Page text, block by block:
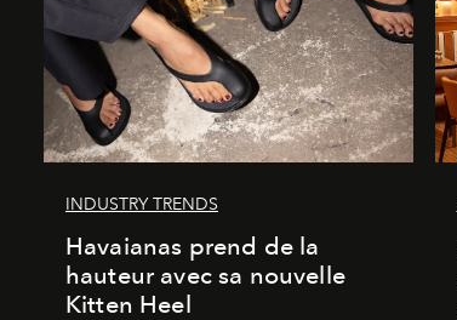
INDUSTRY TRENDS
Havaianas prend de la
hauteur avec sa nouvelle
Kitten Heel